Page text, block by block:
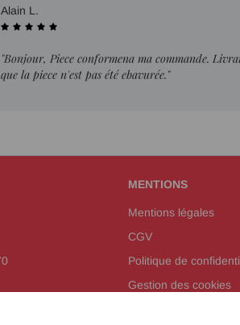
Alain L.
"Bonjour, Piece conformena ma commande.
que la piece n'est pas été ebavurée."
MENTIONS
Mentions légales
CGV
Politique de
Gestion des cookies